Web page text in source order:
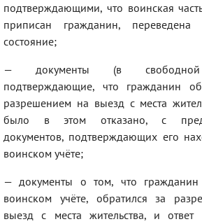
подтверждающими, что воинская
приписан гражданин,
состояние;
— документы (в
подтверждающие, что гражданин
разрешением на выезд с места
было в этом отказано, с
документов, подтверждающих его
воинском учёте;
— документы о том, что гражданин
воинском учёте, обратился за
выезд с места жительства, и